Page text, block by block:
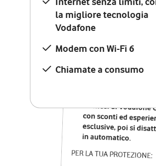
la migliore tecnologia
Vodafone
Modem con Wi-Fi 6
Chiamate a consumo
Vodafone
Modem Seven con Wi-
Chiamate illimitate
numeri fissi e
nazionali
12 mesi di Vodafone
con sconti ed
esclusive, poi si
in automatico.
PER LA TUA PROTEZIONE: